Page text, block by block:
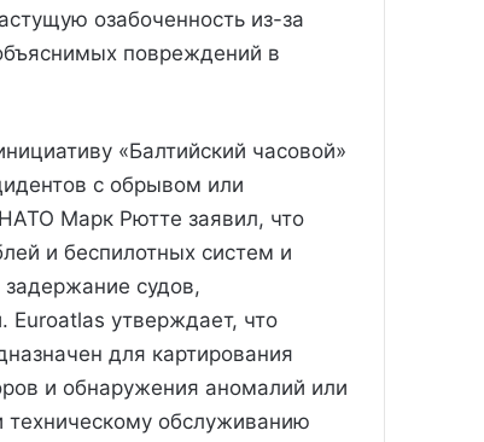
озабоченность из-за
повреждений в
«Балтийский часовой»
с обрывом или
Марк Рютте заявил, что
и беспилотных систем и
судов,
утверждает, что
для картирования
и обнаружения аномалий или
обслуживанию